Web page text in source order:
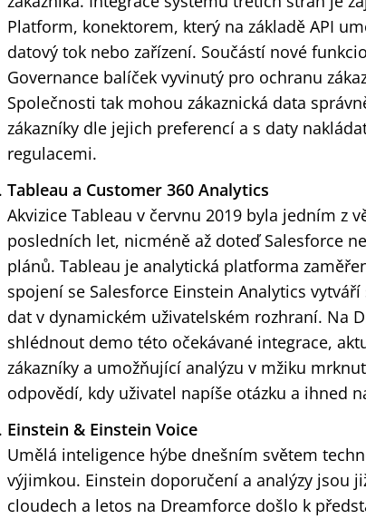
Platform, konektorem, který na základě API
datový tok nebo zařízení. Součástí nové
Governance balíček vyvinutý pro ochranu
Společnosti tak mohou zákaznická data
zákazníky dle jejich preferencí a s daty
regulacemi.
Tableau a Customer 360 Analytics
Akvizice Tableau v červnu 2019 byla jedním z
posledních let, nicméně až doteď Salesforce
plánů. Tableau je analytická platforma
spojení se Salesforce Einstein Analytics
dat v dynamickém uživatelském rozhraní. Na
shlédnout demo této očekávané integrace,
zákazníky a umožňující analýzu v mžiku
odpovědí, kdy uživatel napíše otázku a ihned
Einstein & Einstein Voice
Umělá inteligence hýbe dnešním světem
výjimkou. Einstein doporučení a analýzy jsou
cloudech a letos na Dreamforce došlo k